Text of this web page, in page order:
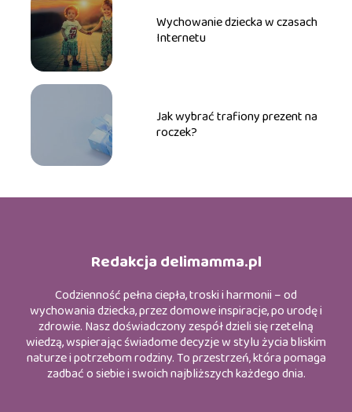
Wychowanie dziecka w czasach
Internetu
Jak wybrać trafiony prezent na
roczek?
Redakcja delimamma.pl
Codzienność pełna ciepła, troski i harmonii – od
wychowania dziecka, przez domowe inspiracje, po urodę i
zdrowie. Nasz doświadczony zespół dzieli się rzetelną
wiedzą, wspierając świadome decyzje w stylu życia bliskim
naturze i potrzebom rodziny. To przestrzeń, która pomaga
zadbać o siebie i swoich najbliższych każdego dnia.